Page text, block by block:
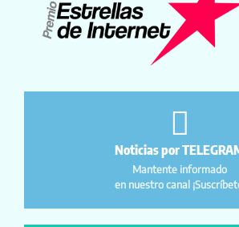
Noticias por
Mantente informado
en nuestro canal